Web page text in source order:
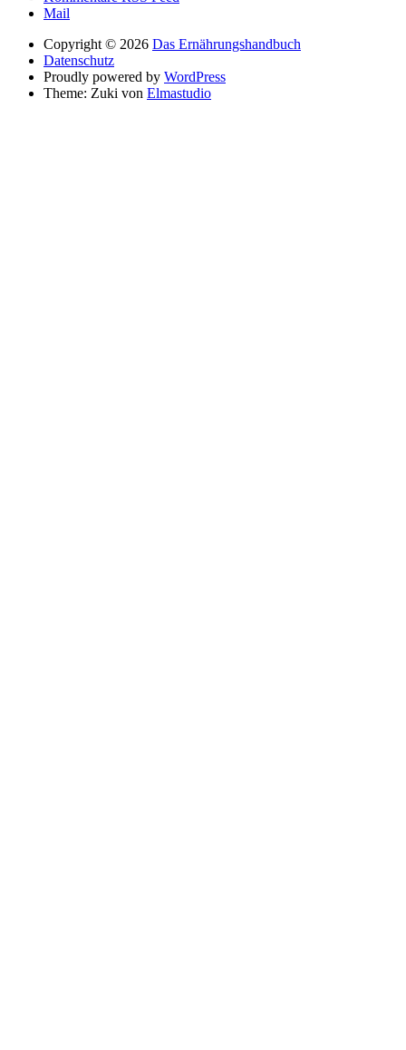
Mail
Copyright © 2026 Das Ernährungshandbuch
Datenschutz
Proudly powered by WordPress
Theme: Zuki von Elmastudio